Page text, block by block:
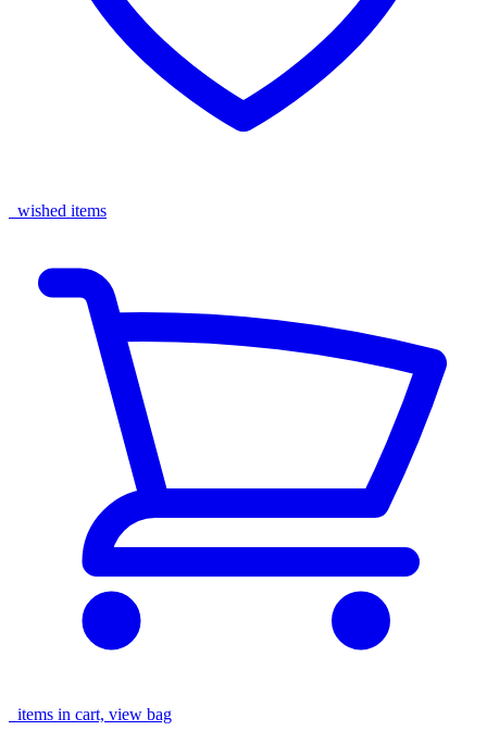
wished items
items in cart, view bag